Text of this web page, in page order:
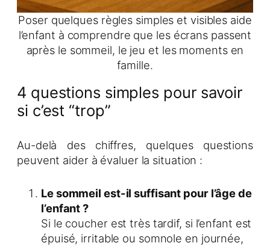
Poser quelques règles simples et visibles aide
l’enfant à comprendre que les écrans passent
après le sommeil, le jeu et les moments en
famille.
4 questions simples pour savoir
si c’est “trop”
Au-delà des chiffres, quelques questions
peuvent aider à évaluer la situation :
Le sommeil est-il suffisant pour l’âge de
l’enfant ?
Si le coucher est très tardif, si l’enfant est
épuisé, irritable ou somnole en journée,